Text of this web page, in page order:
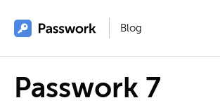
Blog
Passwork 7